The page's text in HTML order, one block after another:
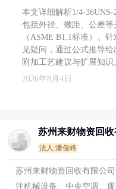
本文详细解析1/4-
包括外径、螺距、公差
（ASME B1.1标准）。
见疑问，通过公式推导
附加工艺建议与扩展知识
2026年8月4日
苏州来财物资回收
法人:潘俊峰
苏州来财物资回收有限公
注机械设备、中央空调、